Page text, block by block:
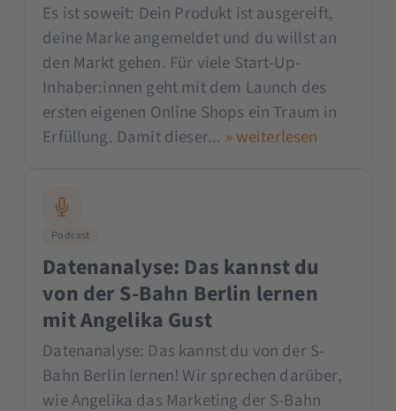
Es ist soweit: Dein Produkt ist ausgereift,
deine Marke angemeldet und du willst an
den Markt gehen. Für viele Start-Up-
Inhaber:innen geht mit dem Launch des
ersten eigenen Online Shops ein Traum in
Erfüllung. Damit dieser... » weiterlesen
Podcast
Datenanalyse: Das kannst du
von der S-Bahn Berlin lernen
mit Angelika Gust
Datenanalyse: Das kannst du von der S-
Bahn Berlin lernen! Wir sprechen darüber,
wie Angelika das Marketing der S-Bahn